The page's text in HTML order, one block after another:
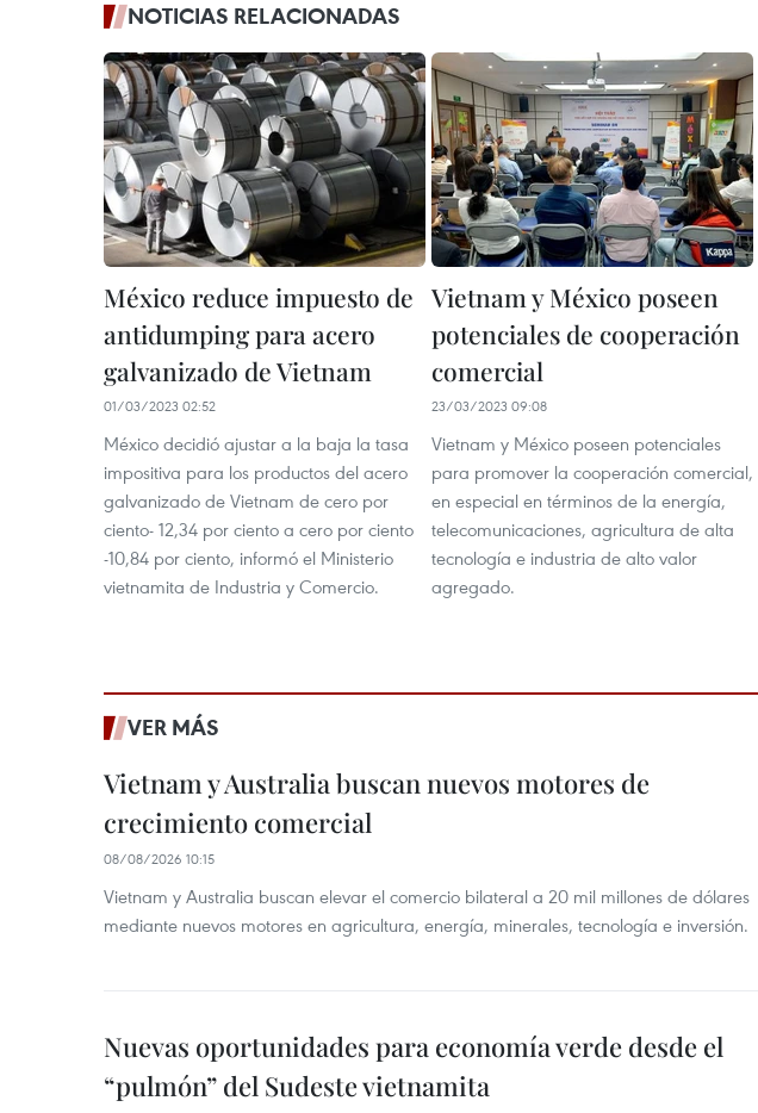
NOTICIAS RELACIONADAS
México reduce impuesto de
antidumping para acero
galvanizado de Vietnam
01/03/2023 02:52
México decidió ajustar a la baja la tasa
impositiva para los productos del acero
galvanizado de Vietnam de cero por
ciento- 12,34 por ciento a cero por ciento
-10,84 por ciento, informó el Ministerio
vietnamita de Industria y Comercio.
Vietnam y México poseen
potenciales de cooperación
comercial
23/03/2023 09:08
Vietnam y México poseen potenciales
para promover la cooperación comercial,
en especial en términos de la energía,
telecomunicaciones, agricultura de alta
tecnología e industria de alto valor
agregado.
VER MÁS
Vietnam y Australia buscan nuevos motores de
crecimiento comercial
08/08/2026 10:15
Vietnam y Australia buscan elevar el comercio bilateral a 20 mil millones de dólares
mediante nuevos motores en agricultura, energía, minerales, tecnología e inversión.
Nuevas oportunidades para economía verde desde el
“pulmón” del Sudeste vietnamita